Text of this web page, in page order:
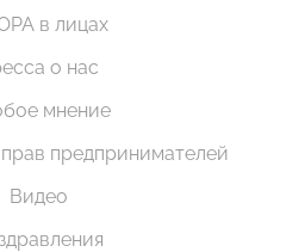
в лицах
о нас
мнение
предпринимателей
Видео